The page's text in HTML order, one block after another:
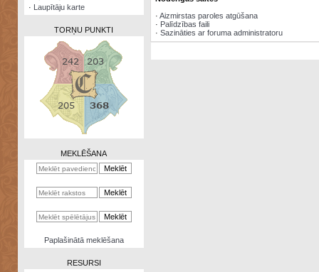
Zināšanu
kalkulators
Nomētātās
· Laupītāju karte
TORŅU PUNKTI
MEKLĒŠANA
Paplašinātā meklēšana
RESURSI
· Aizmirstas paroles atgūšana
· Palīdzības faili
· Sazināties ar foruma administratoru